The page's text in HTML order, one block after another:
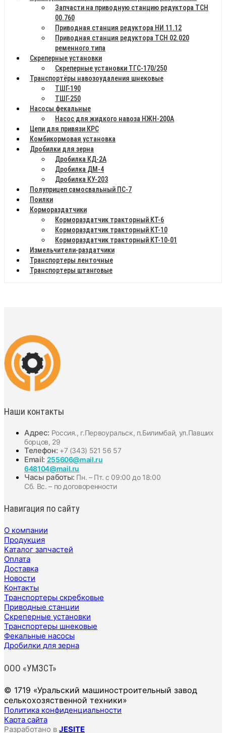
Запчасти на приводную станцию редуктора ТСН
00.760
Приводная станция редуктора НИ 11.12
Приводная станция редуктора ТСН 02.020
ременного типа
Скреперные установки
Скреперные установки ТГС-170/250
Транспортёры навозоудаления шнековые
ТШГ-190
ТШГ-250
Насосы фекальные
Насос для жидкого навоза НЖН-200А
Цепи для привязи КРС
Комбикормовая установка
Дробилки для зерна
Дробилка КД-2А
Дробилка ДМ-4
Дробилка КУ-203
Полуприцеп самосвальный ПС-7
Поилки
Кормораздатчики
Кормораздатчик тракторный КТ-6
Кормораздатчик тракторный КТ-10
Кормораздатчик тракторный КТ-10-01
Измельчители-раздатчики
Транспортеры ленточные
Транспортеры штанговые
Наши контакты
Адрес: Россия., г.Первоуральск, п.Билимбай, ул.Павших
борцов, 29
Телефон: +7 (343) 521 56 57
Email: 255606@mail.ru
648104@mail.ru
Часы работы: Пн. – Пт. с 09:00 до 18:00
Сб. Вс. – по договоренности
Навигация по сайту
О компании
Продукция
Каталог запчастей
Оплата
Доставка
Новости
Контакты
Транспортеры скребковые
Приводные станции
Скреперные установки
Транспортеры шнековые
Фекальные насосы
Дробилки для зерна
ООО «УМЗСТ»
© 1719 «Уральский машиностроительный завод
селькохозяственной техники»
Политика конфиденциальности
Карта сайта
Разработано в JESITE